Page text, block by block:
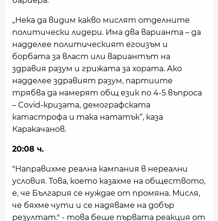
„Нека да видим какво мислят отделните
политически лидери. Има два варианта – да
надделее политическият егоизъм и
борбата за власт или вариантът на
здравия разум и грижата за хората. Ако
надделее здравият разум, партиите
трябва да намерят общ език по 4-5 въпроса
– Covid-кризата, демографската
катастрофа и така нататък“, каза
Каракачанов.
20:08 ч.
"Направихме реална кампания в нереални
условия. Това, което казахме на обществото,
е, че България се нуждае от промяна. Мисля,
че бяхме чути и се надяваме на добър
резултат." - това беше първата реакция от